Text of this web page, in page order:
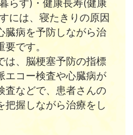
らす)・健康長寿(健康
には、寝たきりの原因
臓病を予防しながら治
です。
は、脳梗塞予防の指標
エコー検査や心臓病が
査などで、患者さんの
把握しながら治療をし